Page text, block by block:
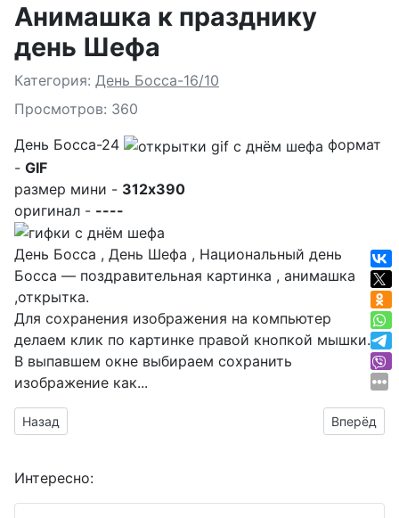
Анимашка к празднику
день Шефа
Подробности
Категория: День Босса-16/10
Просмотров: 360
День Босса-24
формат
- GIF
размер мини - 312x390
оригинал - ----
День Босса , День Шефа , Национальный день
Босса — поздравительная картинка , анимашка
,открытка.
Для сохранения изображения на компьютер
делаем клик по картинке правой кнопкой мышки.
В выпавшем окне выбираем сохранить
изображение как...
Предыдущий материал: Смешной Миньон к празднику босса
Назад Вперёд
Интересно: